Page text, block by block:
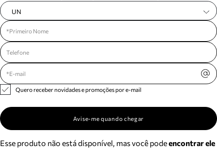
UN
Quero receber novidades e promoções por e-mail
Avise-me quando chegar
Esse produto não está disponível, mas você podeencontrar ele